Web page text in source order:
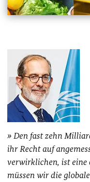
Den fast zehn
ihr Recht auf
verwirklichen, ist eine
müssen wir die